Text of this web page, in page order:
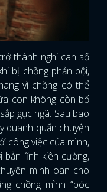
thành nghi can số
bị chồng phản bội,
vì chồng có thể
con không còn bố
gục ngã. Sau bao
quanh quẩn chuyện
công việc của mình,
lĩnh kiên cường,
minh oan cho
chồng mình “bóc